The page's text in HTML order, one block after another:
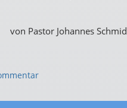
von Pastor Johannes